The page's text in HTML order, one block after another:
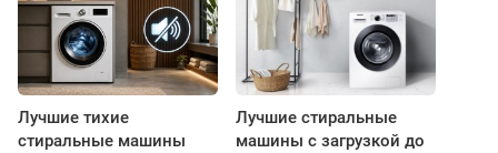
Лучшие тихие
стиральные машины
Лучшие стиральные
машины с загрузкой до